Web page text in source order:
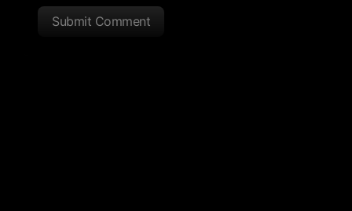
Submit Comment